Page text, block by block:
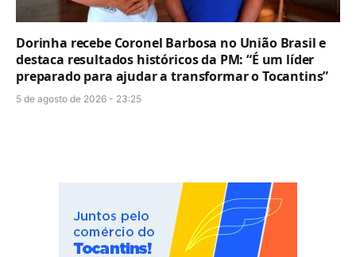
Dorinha recebe Coronel Barbosa no União Brasil e
destaca resultados históricos da PM: “É um líder
preparado para ajudar a transformar o Tocantins”
5 de agosto de 2026 - 23:25